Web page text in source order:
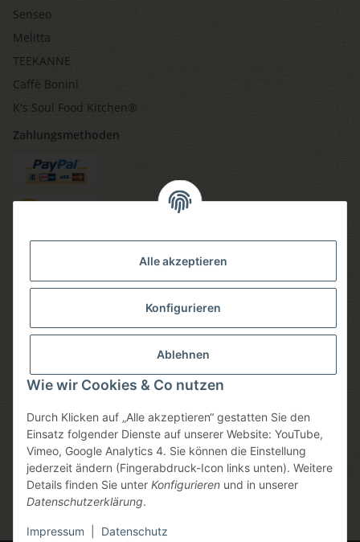
Alle akzeptieren
Konfigurieren
Ablehnen
Wie wir Cookies & Co nutzen
Durch Klicken auf „Alle akzeptieren“ gestatten Sie den
Einsatz folgender Dienste auf unserer Website: YouTube,
Vimeo, Google Analytics 4. Sie können die Einstellung
jederzeit ändern (Fingerabdruck-Icon links unten). Weitere
Details finden Sie unter Konfigurieren und in unserer
Datenschutzerklärung.
Impressum Datenschutz
Senseo
Melitta
TEEKANNE
Caffè Bonini
K's Soul Food Kitchen®
Zahlungsmethoden
Versandmethoden
Sicheres einkaufen
* Alle Preise inkl. gesetzlicher USt., zzgl.